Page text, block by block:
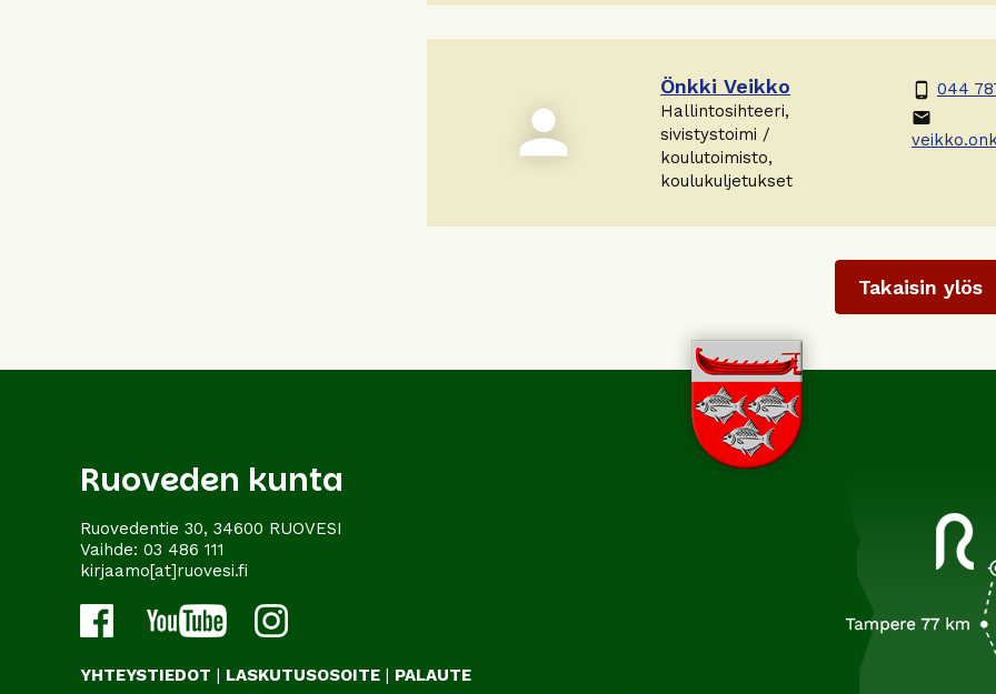
person
Önkki Veikko
Hallintosihteeri,
sivistystoimi /
koulutoimisto,
koulukuljetukset
phone_android 044
email
Ruoveden kunta
Ruovedentie 30, 34600 RUOVESI
Vaihde: 03 486 111
kirjaamo[at]ruovesi.fi
YHTEYSTIEDOT | LASKUTUSOSOITE | PALAUTE